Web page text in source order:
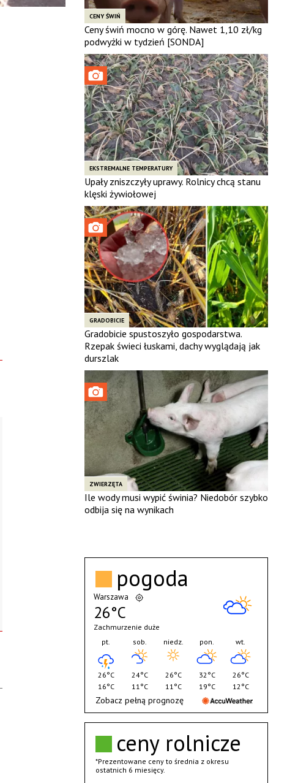
CENY ŚWIŃ
Ceny świń mocno w górę. Nawet 1,10 zł/kg
podwyżki w tydzień [SONDA]
EKSTREMALNE TEMPERATURY
Upały zniszczyły uprawy. Rolnicy chcą stanu
klęski żywiołowej
GRADOBICIE
Gradobicie spustoszyło gospodarstwa.
Rzepak świeci łuskami, dachy wyglądają jak
durszlak
ZWIERZĘTA
Ile wody musi wypić świnia? Niedobór szybko
odbija się na wynikach
ceny rolnicze
*Prezentowane ceny to średnia z okresu
ostatnich 6 miesięcy.
pogoda
Warszawa
26°C
Zachmurzenie duże
pt.
26°C
16°C
sob.
24°C
11°C
niedz.
26°C
11°C
pon.
32°C
19°C
wt.
26°C
12°C
Zobacz pełną prognozę